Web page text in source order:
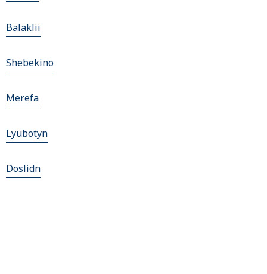
Balaklii
Shebekino
Merefa
Lyubotyn
Doslidn